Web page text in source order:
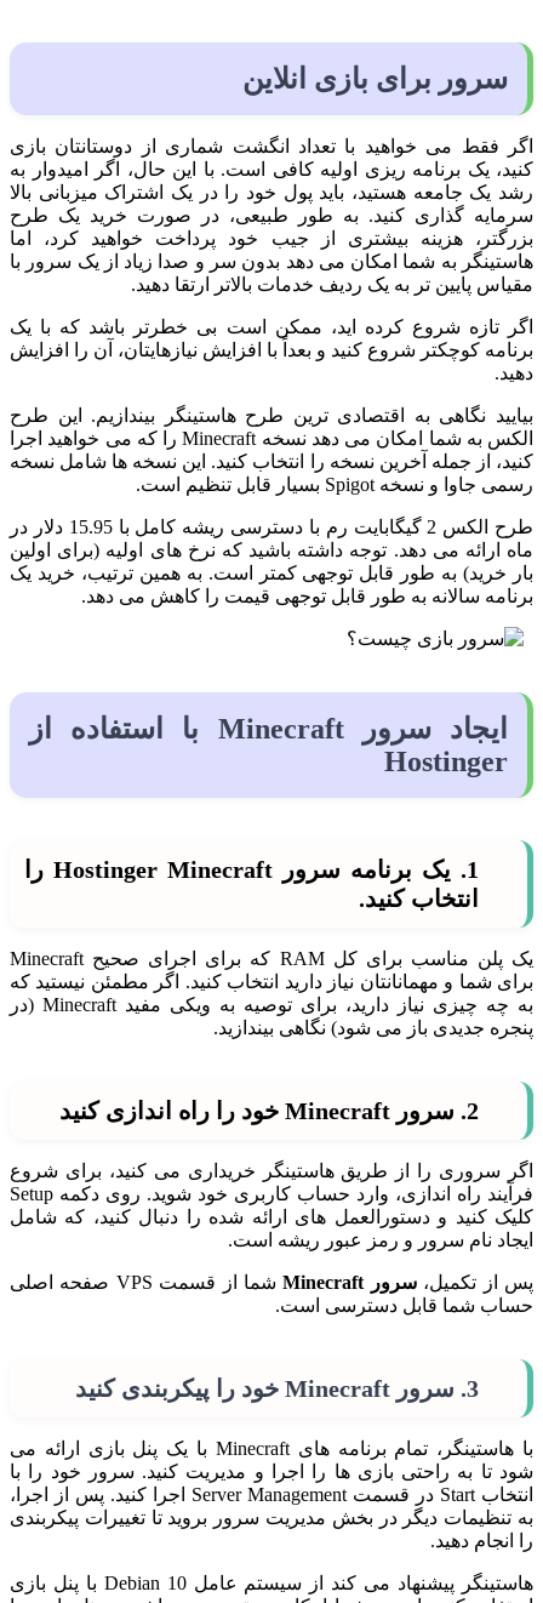
سرور برای بازی انلاین
اگر فقط می خواهید با تعداد انگشت شماری از دوستانتان بازی
کنید، یک برنامه ریزی اولیه کافی است. با این حال، اگر امیدوار به
رشد یک جامعه هستید، باید پول خود را در یک اشتراک میزبانی بالا
سرمایه گذاری کنید. به طور طبیعی، در صورت خرید یک طرح
بزرگتر، هزینه بیشتری از جیب خود پرداخت خواهید کرد، اما
هاستینگر به شما امکان می دهد بدون سر و صدا زیاد از یک سرور با
مقیاس پایین تر به یک ردیف خدمات بالاتر ارتقا دهید.
اگر تازه شروع کرده اید، ممکن است بی خطرتر باشد که با یک
برنامه کوچکتر شروع کنید و بعداً با افزایش نیازهایتان، آن را افزایش
دهید.
بیایید نگاهی به اقتصادی ترین طرح هاستینگر بیندازیم. این طرح
الکس به شما امکان می دهد نسخه Minecraft را که می خواهید اجرا
کنید، از جمله آخرین نسخه را انتخاب کنید. این نسخه ها شامل نسخه
رسمی جاوا و نسخه Spigot بسیار قابل تنظیم است.
طرح الکس 2 گیگابایت رم با دسترسی ریشه کامل با 15.95 دلار در
ماه ارائه می دهد. توجه داشته باشید که نرخ های اولیه (برای اولین
بار خرید) به طور قابل توجهی کمتر است. به همین ترتیب، خرید یک
برنامه سالانه به طور قابل توجهی قیمت را کاهش می دهد.
ایجاد سرور Minecraft با استفاده از
Hostinger
1. یک برنامه سرور Hostinger Minecraft را
انتخاب کنید.
یک پلن مناسب برای کل RAM که برای اجرای صحیح Minecraft
برای شما و مهمانانتان نیاز دارید انتخاب کنید. اگر مطمئن نیستید که
به چه چیزی نیاز دارید، برای توصیه به ویکی مفید Minecraft (در
پنجره جدیدی باز می شود) نگاهی بیندازید.
2. سرور Minecraft خود را راه اندازی کنید
اگر سروری را از طریق هاستینگر خریداری می کنید، برای شروع
فرآیند راه اندازی، وارد حساب کاربری خود شوید. روی دکمه Setup
کلیک کنید و دستورالعمل های ارائه شده را دنبال کنید، که شامل
ایجاد نام سرور و رمز عبور ریشه است.
پس از تکمیل،سرور Minecraft
شما از قسمت VPS صفحه اصلی
حساب شما قابل دسترسی است.
3. سرور Minecraft خود را پیکربندی کنید
با هاستینگر، تمام برنامه های Minecraft با یک پنل بازی ارائه می
شود تا به راحتی بازی ها را اجرا و مدیریت کنید. سرور خود را با
انتخاب Start در قسمت Server Management اجرا کنید. پس از اجرا،
به تنظیمات دیگر در بخش مدیریت سرور بروید تا تغییرات پیکربندی
را انجام دهید.
هاستینگر پیشنهاد می کند از سیستم عامل Debian 10 با پنل بازی